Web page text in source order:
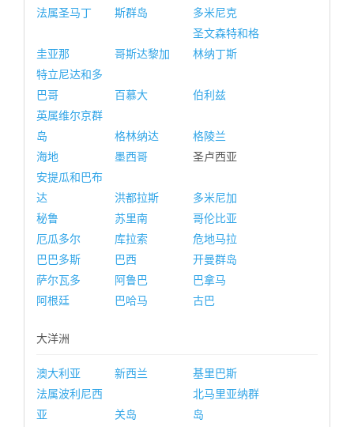
法属圣马丁
斯群岛
多米尼克
圭亚那 哥斯达黎加
圣文森特和格
林纳丁斯
特立尼达和多
巴哥
百慕大
伯利兹
英属维尔京群
岛
格林纳达
格陵兰
海地
墨西哥
圣卢西亚
安提瓜和巴布
达
洪都拉斯
多米尼加
秘鲁
苏里南
哥伦比亚
厄瓜多尔
库拉索
危地马拉
巴巴多斯
巴西
开曼群岛
萨尔瓦多
阿鲁巴
巴拿马
阿根廷
巴哈马 古巴
大洋洲
澳大利亚 新西兰
基里巴斯
法属波利尼西
亚
关岛
北马里亚纳群
岛